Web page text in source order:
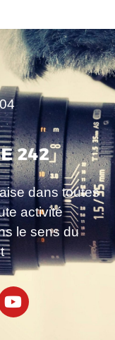
dans toutes
activité
le sens du